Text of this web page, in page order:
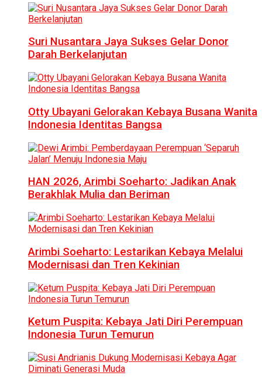
Suri Nusantara Jaya Sukses Gelar Donor
Darah Berkelanjutan
Otty Ubayani Gelorakan Kebaya Busana Wanita
Indonesia Identitas Bangsa
HAN 2026, Arimbi Soeharto: Jadikan Anak
Berakhlak Mulia dan Beriman
Arimbi Soeharto: Lestarikan Kebaya Melalui
Modernisasi dan Tren Kekinian
Ketum Puspita: Kebaya Jati Diri Perempuan
Indonesia Turun Temurun